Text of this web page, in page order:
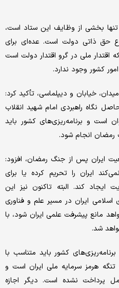
تنها بخشی از وظایف این ستاد است،
حق ذاتی دولت است. عده‌ای برای
اقتدار ملی در گرو اقتدار دولت است
کشور وجود ندارد.
خیابان و دیپلماسی، تأکید کرد:
نگاه راهبردی امام شهید انقلاب
و برنامه‌ریزی‌های کشور باید
انجام شود.
ایران پس از جنگ رمضان، افزود:
ایران را تحریم کرده یا برای
کند. البته تاکنون نیز این
ایران در مسیر علم و فناوری
مانع پیشرفت علمی ایران شود، با
شد.
کشور باید متناسب با
هرمز سرمایه ملی ایران است و
پرداخت نشده است. دیگر اجازه